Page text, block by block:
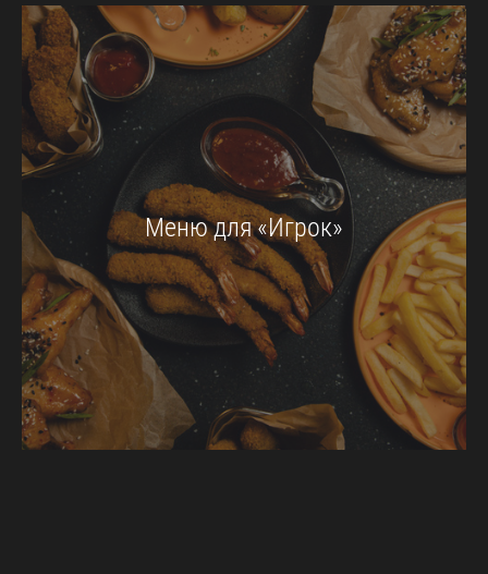
Меню для «Игрок»